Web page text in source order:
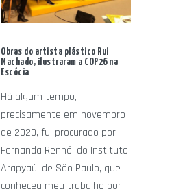
Obras do artista plástico Rui
Machado, ilustraram a COP26 na
Escócia
Há algum tempo,
precisamente em novembro
de 2020, fui procurado por
Fernanda Rennó, do Instituto
Arapyaú, de São Paulo, que
conheceu meu trabalho por